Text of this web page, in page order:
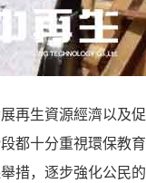
再生資源經濟以及
都十分重視環保教
措，逐步強化公民